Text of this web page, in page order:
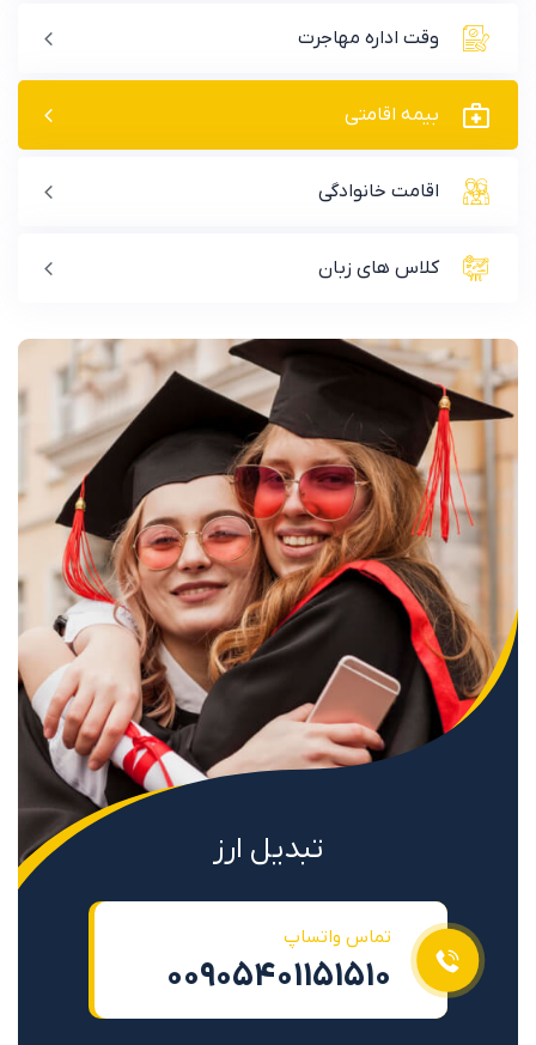
وقت اداره مهاجرت
بیمه اقامتی
اقامت خانوادگی
کلاس های زبان
تبدیل ارز
تماس واتساپ
00905401151510